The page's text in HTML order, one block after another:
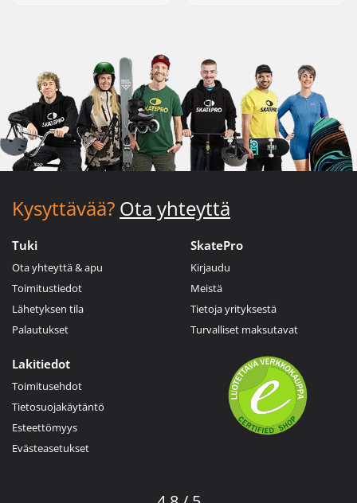
Kysyttävää? Ota yhteyttä
Tuki
Ota yhteyttä & apu
Toimitustiedot
Lähetyksen tila
Palautukset
SkatePro
Kirjaudu
Meistä
Tietoja yrityksestä
Turvalliset maksutavat
Lakitiedot
Toimitusehdot
Tietosuojakäytäntö
Esteettömyys
Evästeasetukset